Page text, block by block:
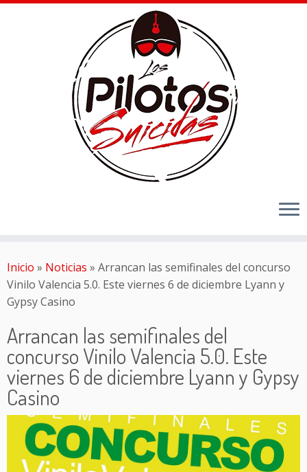
Inicio » Noticias » Arrancan las semifinales del concurso
Vinilo Valencia 5.0. Este viernes 6 de diciembre Lyann y
Gypsy Casino
Arrancan las semifinales del
concurso Vinilo Valencia 5.0. Este
viernes 6 de diciembre Lyann y Gypsy
Casino